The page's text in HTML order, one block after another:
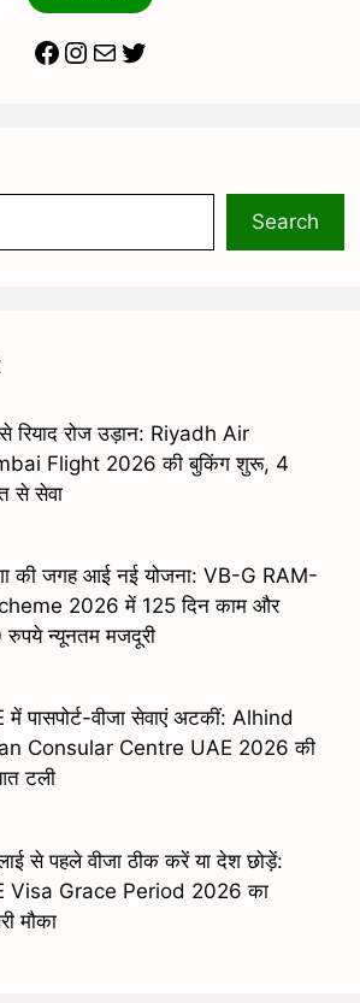
Facebook
Instagram
MailTwitter
Search
रियाद रोज उड़ान: Riyadh Air
Flight 2026 की बुकिंग शुरू, 4
से सेवा
की जगह आई नई योजना: VB-G RAM-
2026 में 125 दिन काम और
न्यूनतम मजदूरी
में पासपोर्ट-वीजा सेवाएं अटकीं: Alhind
Consular Centre UAE 2026 की
टली
से पहले वीजा ठीक करें या देश छोड़ें:
Visa Grace Period 2026 का
मौका